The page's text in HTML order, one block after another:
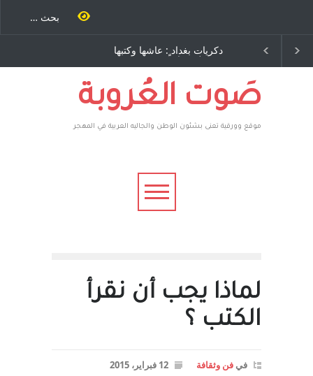
الاستيطان ومسلسل الخداع
المستمر - قلم : راسم عبيدات
ٍ: عاشها وكتبها
الامريكية
صَوت العُروبة
موقع وورقية تعنى بشئون الوطن والجاليه العربية في المهجر
لماذا يجب أن نقرأ
الكتب ؟
في فن وثقافة 12 فبراير، 2015